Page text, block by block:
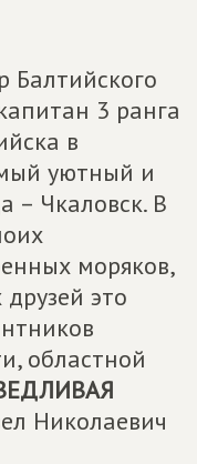
Балтийского
3 ранга
в
уютный и
– Чкаловск. В
моряков,
это
областной
Николаевич